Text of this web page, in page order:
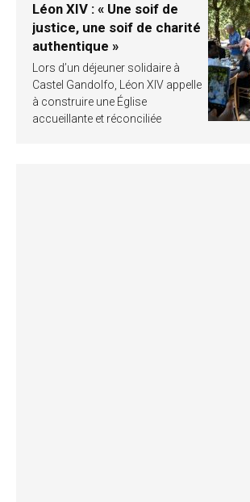
Léon XIV : « Une soif de
justice, une soif de charité
authentique »
Lors d’un déjeuner solidaire à
Castel Gandolfo, Léon XIV appelle
à construire une Église
accueillante et réconciliée